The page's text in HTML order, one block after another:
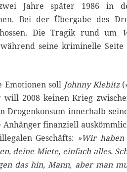
Jahre später 1986 in
Bei der Übergabe des
Die Tragik rund um
seine kriminelle
soll Johnny Klebitz
will 2008 keinen Krieg
Drogenkonsum innerhalb
Anhänger finanziell
Geschäfts: »Wir haben
deine Miete, einfach alles.
das hin, Mann, aber man